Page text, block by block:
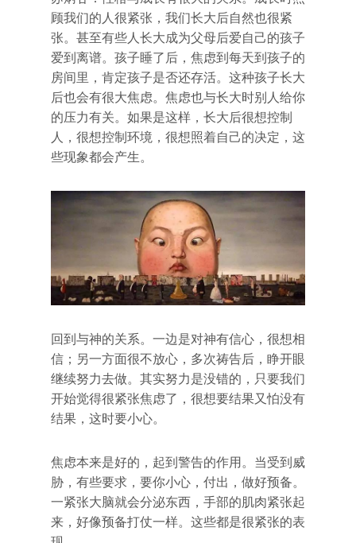
顾我们的人很紧张，我们长大后自然也很紧
张。甚至有些人长大成为父母后爱自己的孩子
爱到离谱。孩子睡了后，焦虑到每天到孩子的
房间里，肯定孩子是否还存活。这种孩子长大
后也会有很大焦虑。焦虑也与长大时别人给你
的压力有关。如果是这样，长大后很想控制
人，很想控制环境，很想照着自己的决定，这
些现象都会产生。
回到与神的关系。一边是对神有信心，很想相
信；另一方面很不放心，多次祷告后，睁开眼
继续努力去做。其实努力是没错的，只要我们
开始觉得很紧张焦虑了，很想要结果又怕没有
结果，这时要小心。
焦虑本来是好的，起到警告的作用。当受到威
胁，有些要求，要你小心，付出，做好预备。
一紧张大脑就会分泌东西，手部的肌肉紧张起
来，好像预备打仗一样。这些都是很紧张的表